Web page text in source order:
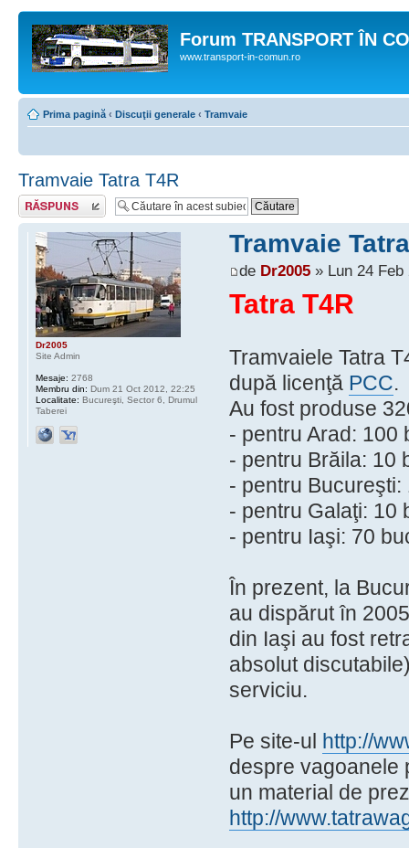
Forum TRANSPORT ÎN
www.transport-in-comun.ro
Prima pagină ‹ Discuţii generale ‹ Tramvaie
Tramvaie Tatra T4R
Răspunde
Tramvaie
de Dr2005» Lun 24 Feb
Tatra T4R
Tramvaiele Tatra
după licenţă PCC.
Au fost produse
- pentru Arad: 100
- pentru Brăila: 10
- pentru
- pentru Galaţi: 10
- pentru Iaşi: 70
În prezent, la
au dispărut în
din Iaşi au fost
absolut
serviciu.
Pe site-ul http://
despre vagoanele
un material de
http://
Dr2005
Site Admin
Mesaje: 2768
Membru din: Dum 21 Oct 2012, 22:25
Localitate: Bucureşti, Sector 6, Drumul
Taberei